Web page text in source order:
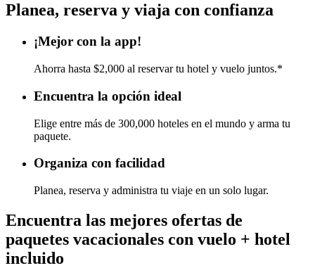
Planea, reserva y viaja con confianza
¡Mejor con la app!
Ahorra hasta $2,000 al reservar tu hotel y vuelo juntos.*
Encuentra la opción ideal
Elige entre más de 300,000 hoteles en el mundo y arma tu
paquete.
Organiza con facilidad
Planea, reserva y administra tu viaje en un solo lugar.
Encuentra las mejores ofertas de
paquetes vacacionales con vuelo + hotel
incluido